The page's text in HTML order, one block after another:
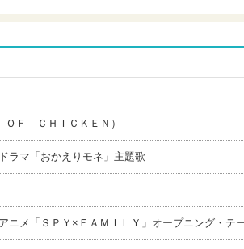
Ｆ ＣＨＩＣＫＥＮ）
マ「おかえりモネ」主題歌
メ「ＳＰＹ×ＦＡＭＩＬＹ」オープニング・テ